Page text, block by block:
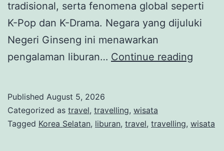
tradisional, serta fenomena global seperti
K-Pop dan K-Drama. Negara yang dijuluki
Negeri Ginseng ini menawarkan
pengalaman liburan… Continue reading
Published August 5, 2026
Categorized as travel, travelling, wisata
Tagged Korea Selatan, liburan, travel, travelling, wisata